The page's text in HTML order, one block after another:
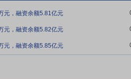
泵业为辽宁省级“专精特新”中小企业。
多年运作构建了集勘察、设计、施工、
能力和竞争实力。公司国际化程度高，
中色白矿取得165万吨/年采矿许可证，
完成Raura公司的股权收购，公司的资
元，融资余额5.81亿元
元，融资余额5.82亿元
元，融资余额5.85亿元